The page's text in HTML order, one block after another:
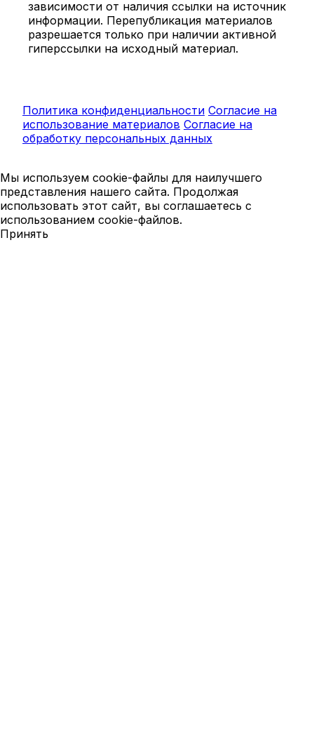
зависимости от наличия ссылки на источник
информации. Перепубликация материалов
разрешается только при наличии активной
гиперссылки на исходный материал.
Политика конфиденциальности Согласие на
использование материалов Согласие на
обработку персональных данных
Мы используем cookie-файлы для наилучшего
представления нашего сайта. Продолжая
использовать этот сайт, вы соглашаетесь с
использованием cookie-файлов.
Принять